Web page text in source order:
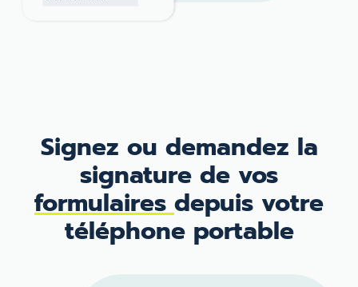
Signez ou demandez la
signature de vos
formulairesdepuis votre
téléphone portable